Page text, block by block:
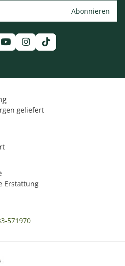
geliefert
Erstattung
571970
Abonnieren